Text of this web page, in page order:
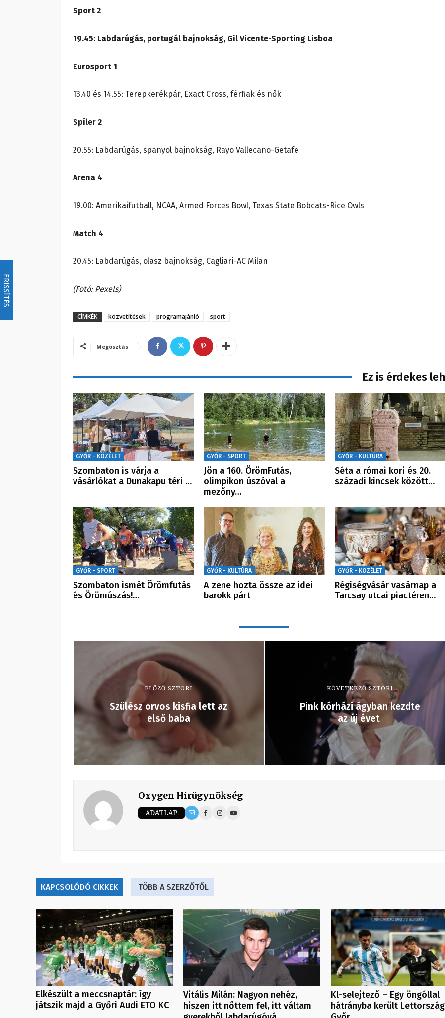
FRISSÍTÉS
Sport 2
19.45: Labdarúgás, portugál bajnokság, Gil Vicente-Sporting Lisboa
Eurosport 1
13.40 és 14.55: Terepkerékpár, Exact Cross, férfiak és nők
Spíler 2
20.55: Labdarúgás, spanyol bajnokság, Rayo Vallecano-Getafe
Arena 4
19.00: Amerikaifutball, NCAA, Armed Forces Bowl, Texas State Bobcats-Rice Owls
Match 4
20.45: Labdarúgás, olasz bajnokság, Cagliari-AC Milan
(Fotó: Pexels)
CÍMKÉK közvetítések programajánló sport
Megosztás
Ez is érdekes
GYŐR - KÖZÉLET
Szombaton is várja a
vásárlókat a Dunakapu téri …
GYŐR - SPORT
Jön a 160. ÖrömFutás,
olimpikon úszóval a
mezőny…
GYŐR - KULTÚRA
Séta a római kori és 20.
századi kincsek között…
GYŐR - SPORT
Szombaton ismét Örömfutás
és Örömúszás!…
GYŐR - KULTÚRA
A zene hozta össze az idei
barokk párt
GYŐR - KÖZÉLET
Régiségvásár vasárnap a
Tarcsay utcai piactéren…
ELŐZŐ SZTORI
Szülész orvos kisfia lett az
első baba
KÖVETKEZŐ SZTORI
Pink kórházi ágyban kezdte
az új évet
Oxygen Hirügynökség
ADATLAP
KAPCSOLÓDÓ CIKKEK TÖBB A SZERZŐTŐL
Elkészült a meccsnaptár: így
játszik majd a Győri Audi ETO KC
Vitális Milán: Nagyon nehéz,
hiszen itt nőttem fel, itt váltam
Kl-selejtező – Egy öngóllal
hátrányba került